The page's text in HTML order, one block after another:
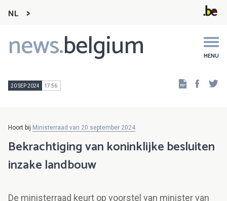
NL
news.belgium MENU
Main
navigation
20 SEP 2024 17:56
Hoort bij Ministerraad van 20 september 2024
Bekrachtiging van koninklijke besluiten
inzake landbouw
De ministerraad keurt op voorstel van minister van